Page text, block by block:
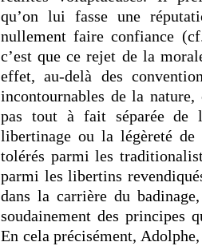
qu’on lui fasse une
nullement faire confiance
c’est que ce rejet de la
effet, au-delà des
incontournables de la
pas tout à fait séparée de
libertinage ou la légèreté de
tolérés parmi les
parmi les libertins
dans la carrière du
soudainement des principes
En cela précisément,